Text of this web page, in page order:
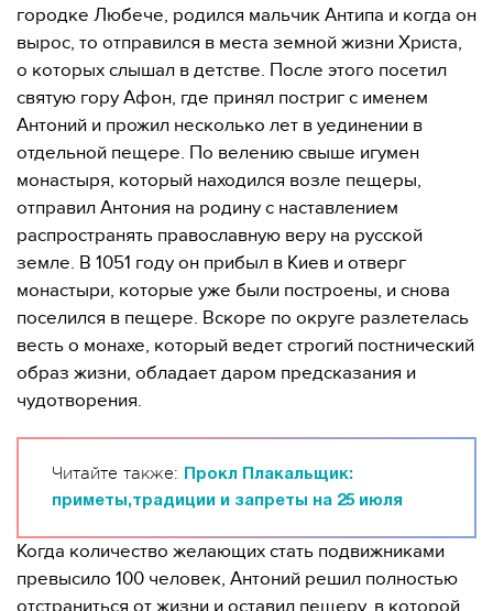
городке Любече, родился мальчик Антипа и когда он
вырос, то отправился в места земной жизни Христа,
о которых слышал в детстве. После этого посетил
святую гору Афон, где принял постриг с именем
Антоний и прожил несколько лет в уединении в
отдельной пещере. По велению свыше игумен
монастыря, который находился возле пещеры,
отправил Антония на родину с наставлением
распространять православную веру на русской
земле. В 1051 году он прибыл в Киев и отверг
монастыри, которые уже были построены, и снова
поселился в пещере. Вскоре по округе разлетелась
весть о монахе, который ведет строгий постнический
образ жизни, обладает даром предсказания и
чудотворения.
Читайте также:
Прокл Плакальщик:
приметы,традиции и запреты на 25 июля
Когда количество желающих стать подвижниками
превысило 100 человек, Антоний решил полностью
отстраниться от жизни и оставил пещеру, в которой